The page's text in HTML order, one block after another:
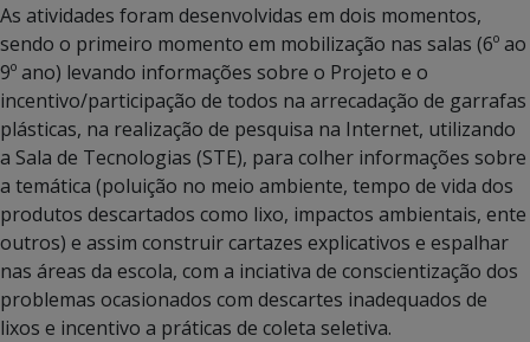
As atividades foram desenvolvidas em dois momentos,
sendo o primeiro momento em mobilização nas salas (6º ao
9º ano) levando informações sobre o Projeto e o
incentivo/participação de todos na arrecadação de garrafas
plásticas, na realização de pesquisa na Internet, utilizando
a Sala de Tecnologias (STE), para colher informações sobre
a temática (poluição no meio ambiente, tempo de vida dos
produtos descartados como lixo, impactos ambientais, ente
outros) e assim construir cartazes explicativos e espalhar
nas áreas da escola, com a inciativa de conscientização dos
problemas ocasionados com descartes inadequados de
lixos e incentivo a práticas de coleta seletiva.